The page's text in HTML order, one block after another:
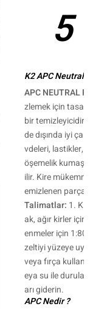
5
K2 APC Neutral
APC NEUTRAL
zlemek için
bir temizleyicidir,
de dışında iyi
vdeleri, lastikler,
öşemelik
ilir. Kire
emizlenen
Talimatlar: 1.
ak, ağır kirler için
enmeler için 1:80
zeltiyi yüzeye
veya fırça
eya su ile
arı giderin.
APC Nedir ?